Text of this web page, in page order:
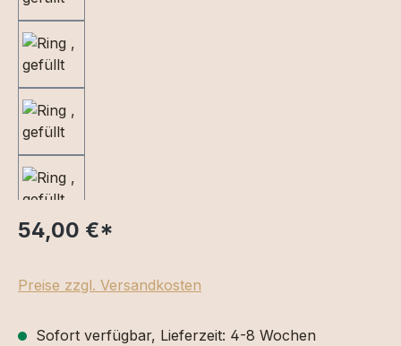
54,00 €*
Preise zzgl. Versandkosten
Sofort verfügbar, Lieferzeit: 4-8 Wochen